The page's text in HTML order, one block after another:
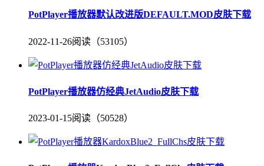
PotPlayer播放器默认改进版DEFAULT.MOD皮肤下载
2022-11-26阅读（53105）
PotPlayer播放器仿经典JetAudio皮肤下载
2023-01-15阅读（50528）